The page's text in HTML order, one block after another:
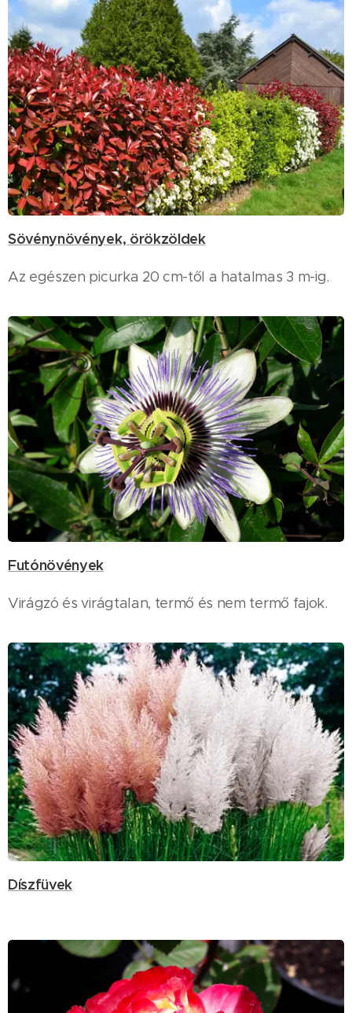
Sövénynövények, örökzöldek
Az egészen picurka 20 cm-től a hatalmas 3 m-ig.
Futónövények
Virágzó és virágtalan, termő és nem termő fajok.
Díszfüvek